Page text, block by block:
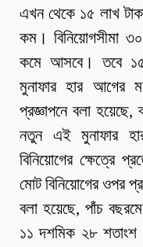
এখন থেকে ১৫ লাখ
কম। বিনিয়োগসীমা
কমে আসবে। তবে ১৫
মুনাফার হার আগের
প্রজ্ঞাপনে বলা
নতুন এই মুনাফার
বিনিয়োগের ক্ষেত্রে
মোট বিনিয়োগের ওপর
বলা হয়েছে, পাঁচ
১১ দশমিক ২৮ শতাংশ